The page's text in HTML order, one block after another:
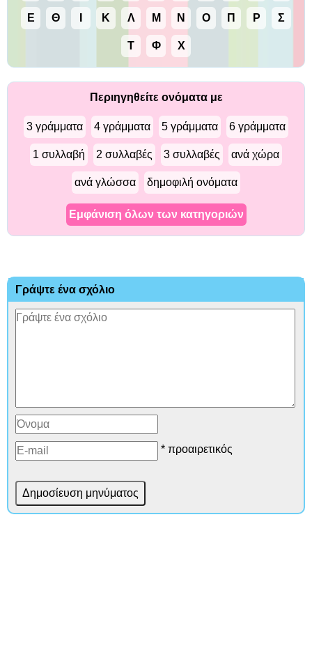
Ε Θ Κ Λ Μ Ν Ο Π Ρ Σ
Τ Φ Χ
Περιηγηθείτε ονόματα με
3 γράμματα 4 γράμματα 5 γράμματα 6 γράμματα
1 συλλαβή 2 συλλαβές 3 συλλαβές ανά χώρα
ανά γλώσσα δημοφιλή ονόματα
Εμφάνιση όλων των κατηγοριών
Γράψτε ένα σχόλιο
* προαιρετικός